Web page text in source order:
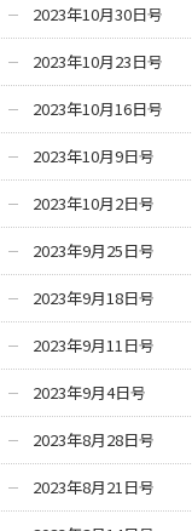
2023年10月30日号
2023年10月23日号
2023年10月16日号
2023年10月9日号
2023年10月2日号
2023年9月25日号
2023年9月18日号
2023年9月11日号
2023年9月4日号
2023年8月28日号
2023年8月21日号